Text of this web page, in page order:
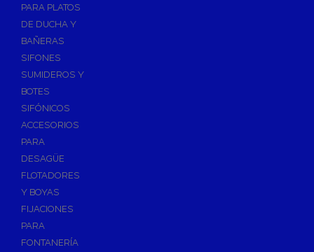
PARA PLATOS
DE DUCHA Y
BAÑERAS
SIFONES
SUMIDEROS Y
BOTES
SIFÓNICOS
ACCESORIOS
PARA
DESAGÜE
FLOTADORES
Y BOYAS
FIJACIONES
PARA
FONTANERÍA